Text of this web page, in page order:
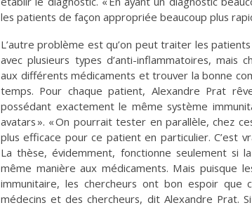
les patients de façon appropriée beaucoup plus
L’autre problème est qu’on peut traiter les
avec plusieurs types d’anti-inflammatoires, mais
aux différents médicaments et trouver la bonne
temps. Pour chaque patient, Alexandre Prat
possédant exactement le même système
avatars ». « On pourrait tester en parallèle, chez
plus efficace pour ce patient en particulier. C’est
La thèse, évidemment, fonctionne seulement si
même manière aux médicaments. Mais puisque
immunitaire, les chercheurs ont bon espoir que
médecins et des chercheurs, dit Alexandre Prat.